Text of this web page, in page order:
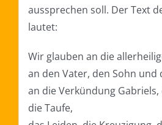
aussprechen soll. Der Text
lautet:
Wir glauben an die
an den Vater, den Sohn und
an die Verkündung
die Taufe,